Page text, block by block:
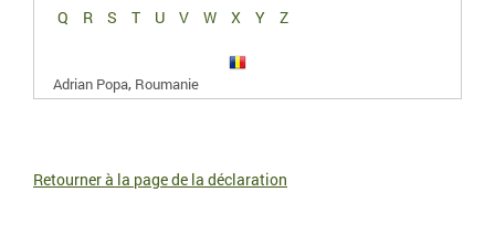
Q
R S T U V W X Y Z
Adrian Popa, Roumanie
Retourner à la page de la déclaration